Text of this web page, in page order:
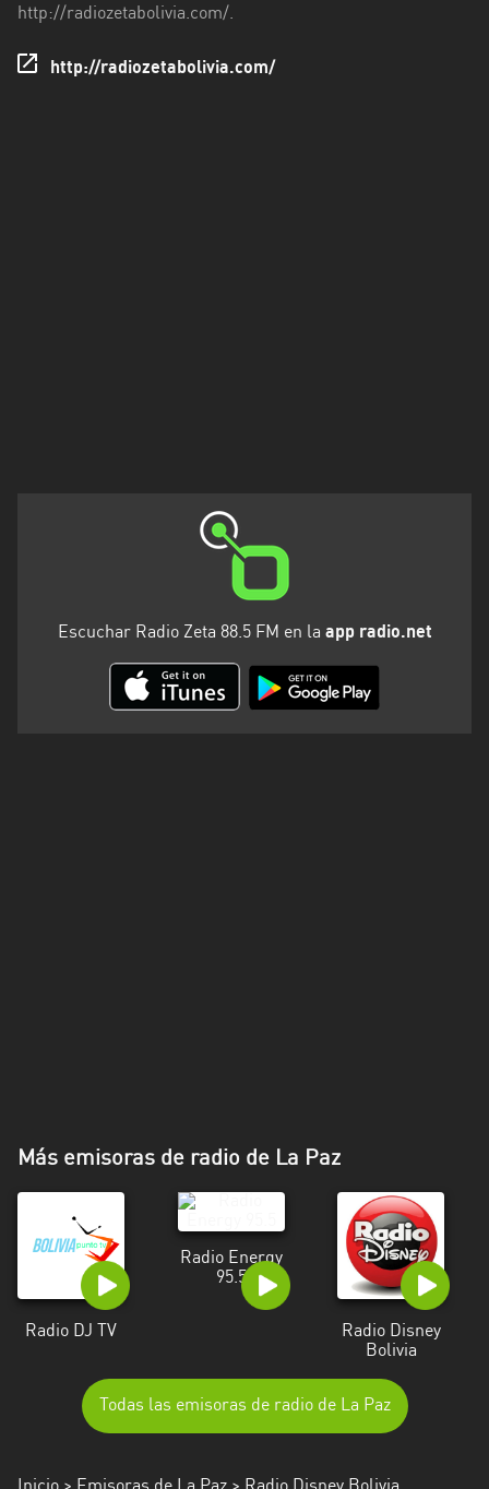
http://radiozetabolivia.com/.
http://radiozetabolivia.com/
Escuchar Radio Zeta 88.5 FM en la app radio.net
Más emisoras de radio de La Paz
Radio DJ TV
Radio Energy
95.5
Radio Disney
Bolivia
Todas las emisoras de radio de La Paz